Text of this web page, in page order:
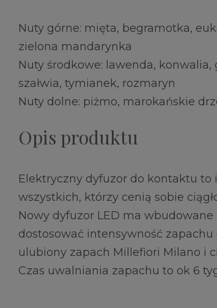
Nuty górne: mięta, begramotka,
zielona mandarynka
Nuty środkowe: lawenda,
szałwia, tymianek, rozmaryn
Nuty dolne: piżmo, marokańskie
Opis produktu
Elektryczny dyfuzor do kontaktu to
wszystkich, którzy cenią sobie
Nowy dyfuzor LED ma
dostosować intensywność
ulubiony zapach Millefiori Milano i
Czas uwalniania zapachu to ok 6